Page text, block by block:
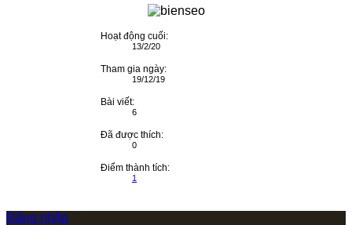
Hoạt động cuối:
13/2/20
Tham gia ngày:
19/12/19
Bài viết:
6
Đã được thích:
0
Điểm thành tích:
1
Đăng nhập